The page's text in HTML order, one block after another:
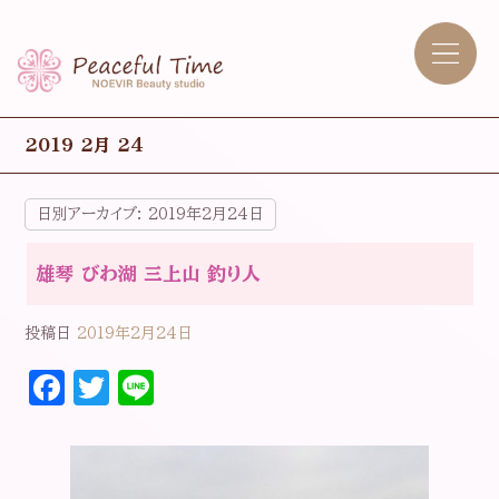
2019 2月 24
日別アーカイブ: 2019年2月24日
雄琴 びわ湖 三上山 釣り人
投稿日 2019年2月24日
F
T